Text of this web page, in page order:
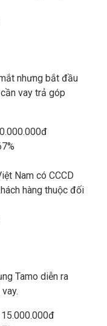
nhưng bắt đầu
vay trả góp
Nam có CCCD
hàng thuộc đối
Tamo diễn ra